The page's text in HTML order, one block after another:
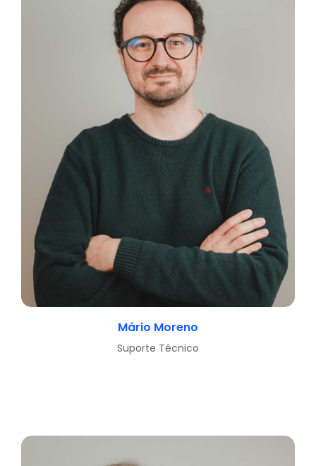
Mário Moreno
Suporte Técnico